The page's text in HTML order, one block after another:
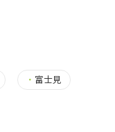
・ 富士見